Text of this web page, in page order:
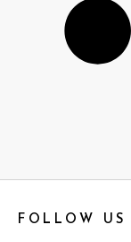
FOLLOW US